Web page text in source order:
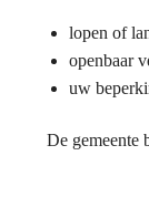
lopen of
openbaar
uw
De gemeente